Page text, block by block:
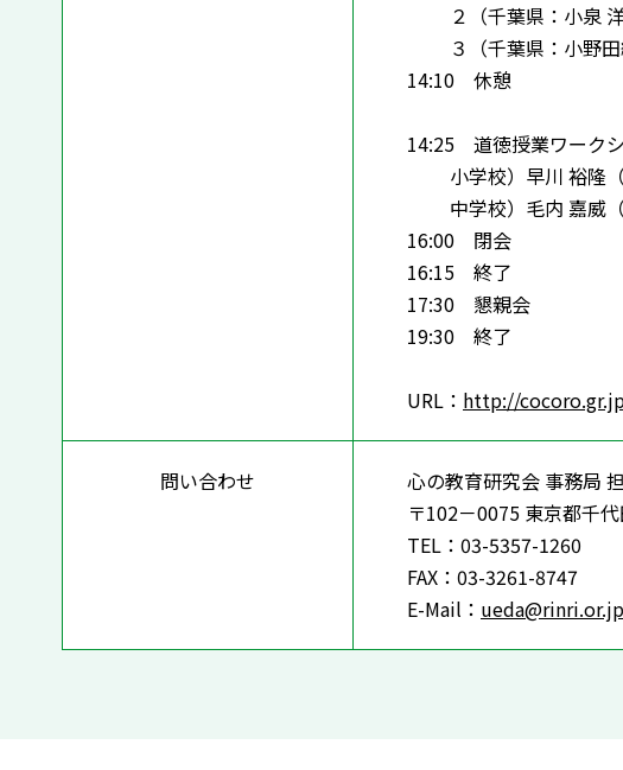
２（千葉県：小泉 洋
３（千葉県：小野田
14:10 休憩
14:25 道徳授業ワーク
小学校）早川 裕隆（
中学校）毛内 嘉威（
16:00 閉会
16:15 終了
17:30 懇親会
19:30 終了
URL： http://
問い合わせ
心の教育研究会 事務局
〒102－0075 東京都千
TEL：03-5357-1260
FAX：03-3261-8747
E-Mail： ueda@rinri.or.jp